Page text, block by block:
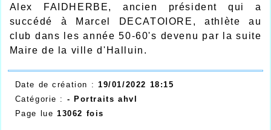
Alex FAIDHERBE, ancien président qui a
succédé à Marcel DECATOIORE, athlète au
club dans les année 50-60's devenu par la suite
Maire de la ville d'Halluin.
Date de création : 19/01/2022 18:15
Catégorie : - Portraits ahvl
Page lue 13062 fois